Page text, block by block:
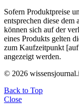
Sofern Produktpreise
entsprechen diese
können sich auf der
eines Produkts gelten
zum Kaufzeitpunkt
angezeigt werden.
© 2026
Back to Top
Close